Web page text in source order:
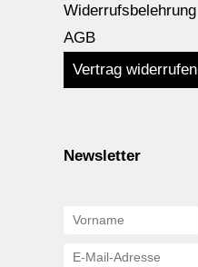
Widerrufsbelehrung
AGB
Vertrag widerrufen
Newsletter